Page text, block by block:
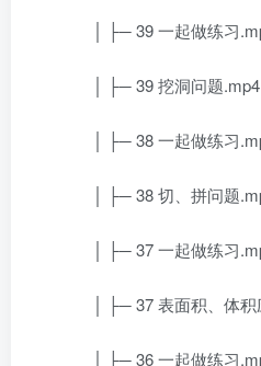
│ ├─ 39 一起做练习
│ ├─ 39 挖洞问题.mp4
│ ├─ 38 一起做练习
│ ├─ 38 切、拼问题
│ ├─ 37 一起做练习
│ ├─ 37 表面积、体积
│ ├─ 36 一起做练习